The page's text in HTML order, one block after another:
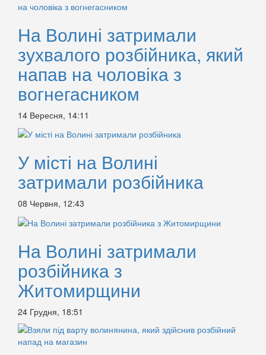
На Волині затримали
зухвалого розбійника, який
напав на чоловіка з
вогнегасником
14 Вересня, 14:11
У місті на Волині
затримали розбійника
08 Червня, 12:43
На Волині затримали
розбійника з
Житомирщини
24 Грудня, 18:51